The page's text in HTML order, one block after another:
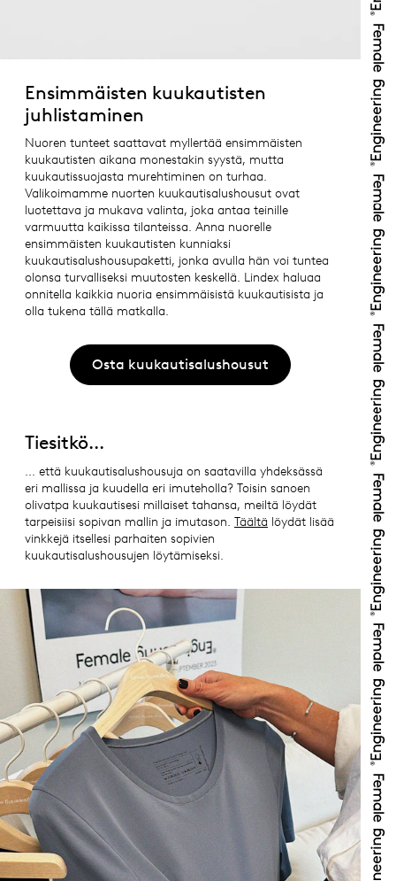
Ensimmäisten kuukautisten
juhlistaminen
Nuoren tunteet saattavat myllertää ensimmäisten
kuukautisten aikana monestakin syystä, mutta
kuukautissuojasta murehtiminen on turhaa.
Valikoimamme nuorten kuukautisalushousut ovat
luotettava ja mukava valinta, joka antaa teinille
varmuutta kaikissa tilanteissa. Anna nuorelle
ensimmäisten kuukautisten kunniaksi
kuukautisalushousupaketti, jonka avulla hän voi tuntea
olonsa turvalliseksi muutosten keskellä. Lindex haluaa
onnitella kaikkia nuoria ensimmäisistä kuukautisista ja
olla tukena tällä matkalla.
Osta kuukautisalushousut
Tiesitkö...
... että kuukautisalushousuja on saatavilla yhdeksässä
eri mallissa ja kuudella eri imuteholla? Toisin sanoen
olivatpa kuukautisesi millaiset tahansa, meiltä löydät
tarpeisiisi sopivan mallin ja imutason. Täältä löydät lisää
vinkkejä itsellesi parhaiten sopivien
kuukautisalushousujen löytämiseksi.